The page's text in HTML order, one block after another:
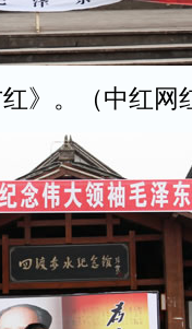
》。（中红网